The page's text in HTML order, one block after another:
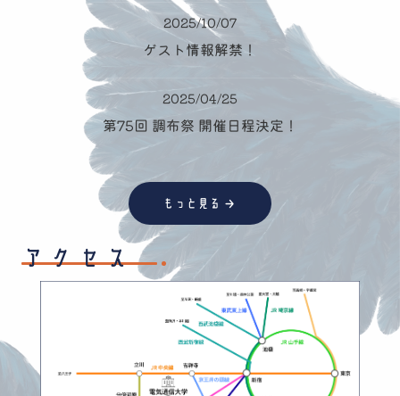
2025/10/07
ゲスト情報解禁！
2025/04/25
第75回 調布祭 開催日程決定！
もっと見る →
アクセス